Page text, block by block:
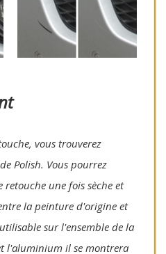
vous trouverez
Polish. Vous pourrez
une fois sèche et
la peinture d'origine et
sur l'ensemble de la
l'aluminium il se montrera